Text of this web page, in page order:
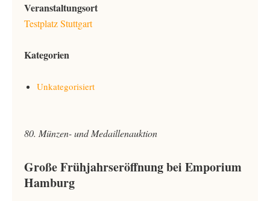
Veranstaltungsort
Testplatz Stuttgart
Kategorien
Unkategorisiert
80. Münzen- und Medaillenauktion
Große Frühjahrseröffnung bei Emporium
Hamburg